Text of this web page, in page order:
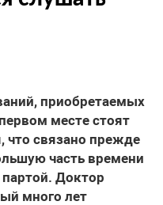
приобретаемых
месте стоят
что связано прежде
часть времени
Доктор
много лет